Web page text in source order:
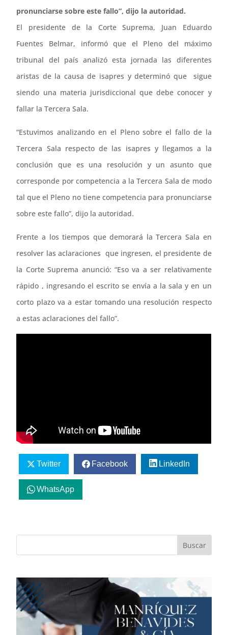
pronunciarse sobre este fallo”, dijo la autoridad.
El presidente de la Corte Suprema, Juan Eduardo
Fuentes Belmar, informó que el Pleno del máximo
tribunal del país analizó esta jornada las diferentes
aristas de la causa de isapres y determinó que sigue
siendo una materia jurisdiccional que debe conocer y
fallar la Tercera Sala.
“Estuvimos analizando en el Pleno sobre el fallo de la
Tercera Sala respecto de las isapres y llegamos a la
conclusión que es una resolución y un asunto que
corresponde por competencia a la Tercera Sala de modo
tal que el Pleno no tiene competencia para pronunciarse
sobre este fallo”, dijo la autoridad.
Frente a los tiempos que demorará la Tercera Sala en
resolver las aclaraciones que ingresen, el presidente de
la Corte Suprema anunció: “Eso va a ser relativamente
rápido , ingresando el escrito se envía a la sala y en un
corto plazo va a estar tomando una resolución respecto
a estas aclaraciones del fallo”.
Twitter Facebook LinkedIn
WhatsApp